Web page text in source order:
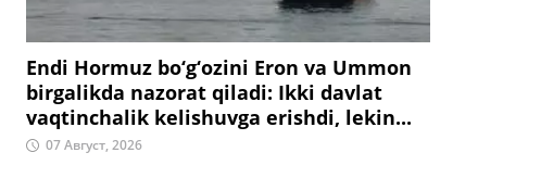
Endi Hormuz bo‘g‘ozini Eron va Ummon
birgalikda nazorat qiladi: Ikki davlat
vaqtinchalik kelishuvga erishdi, lekin...
07 Август, 2026